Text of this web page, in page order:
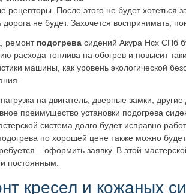
рецепторы. После этого не будет хотеться
дорога не будет. Захочется воспринимать,
ремонтподогрева сидений Акура Нсх СПб
расхода топлива на обогрев и повысит
машины, как уровень экологической
на двигатель, дверные замки,
преимущество установки подогрева
система долго будет исправно
по хорошей цене также можно
– оформить заявку. В этой
постоянным.
кресел и кожаных